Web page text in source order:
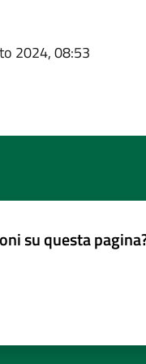
2024, 08:53
su questa